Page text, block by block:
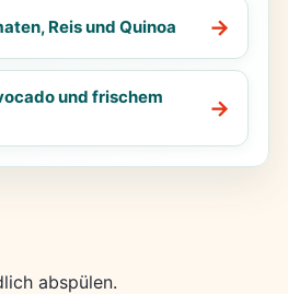
Reis und Quinoa
und frischem
abspülen.